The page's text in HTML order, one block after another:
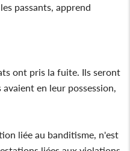
passants, apprend
ont pris la fuite. Ils seront
avaient en leur possession,
liée au banditisme, n'est